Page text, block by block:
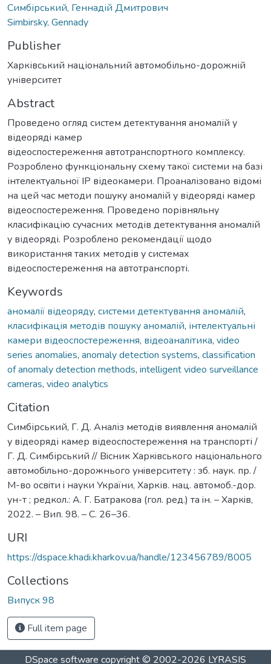
Симбірський, Геннадій Дмитрович
Simbirsky, Gennady
Publisher
Харківський національний автомобільно-дорожній
університет
Abstract
Проведено огляд систем детектування аномалій у
відеоряді камер
відеоспостереження автотранспортного комплексу.
Розроблено функціональну схему такої системи на базі
інтелектуальної IP відеокамери. Проаналізовано відомі
на цей час методи пошуку аномалій у відеоряді камер
відеоспостереження. Проведено порівняльну
класифікацію сучасних методів детектування аномалій
у відеоряді. Розроблено рекомендації щодо
використання таких методів у системах
відеоспостереження на автотранспорті.
Keywords
аномалії відеоряду, системи детектування аномалій,
класифікація методів пошуку аномалій, інтелектуальні
камери відеоспостереження, відеоаналітика, video
series anomalies, anomaly detection systems, classification
of anomaly detection methods, intelligent video surveillance
cameras, video analytics
Citation
Симбірський, Г. Д. Аналіз методів виявлення аномалій
у відеоряді камер відеоспостереження на транспорті /
Г. Д. Симбірський // Вiсник Харкiвського нацiонального
автомобiльно-дорожнього унiверситету : зб. наук. пр. /
М-во освiти i науки України, Харків. нац. автомоб.-дор.
ун-т ; редкол.: А. Г. Батракова (гол. ред.) та iн. – Харкiв,
2022. – Вип. 98. – С. 26–36.
URI
https://dspace.khadi.kharkov.ua/handle/123456789/8005
Collections
Випуск 98
Full item page
DSpace software copyright © 2002-2026 LYRASIS